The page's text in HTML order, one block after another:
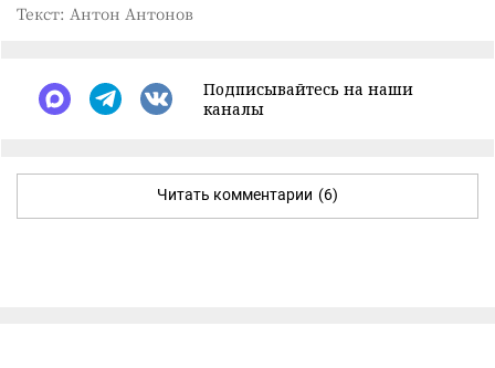
Текст: Антон Антонов
Подписывайтесь на наши
каналы
Читать комментарии (6)